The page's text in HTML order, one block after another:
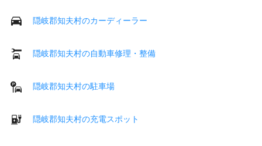
隠岐郡知夫村のカーディーラー
隠岐郡知夫村の自動車修理・整備
隠岐郡知夫村の駐車場
隠岐郡知夫村の充電スポット